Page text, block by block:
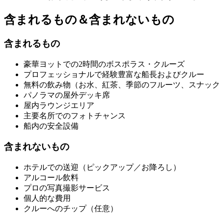
含まれるもの＆含まれないもの
含まれるもの
豪華ヨットでの2時間のボスポラス・クルーズ
プロフェッショナルで経験豊富な船長およびクルー
無料の飲み物（お水、紅茶、季節のフルーツ、スナッ
パノラマの屋外デッキ席
屋内ラウンジエリア
主要名所でのフォトチャンス
船内の安全設備
含まれないもの
ホテルでの送迎（ピックアップ／お降ろし）
アルコール飲料
プロの写真撮影サービス
個人的な費用
クルーへのチップ（任意）